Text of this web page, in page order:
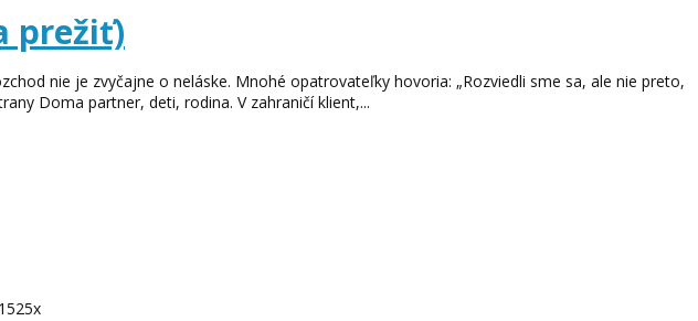
prežiť)
nie je zvyčajne o neláske. Mnohé opatrovateľky hovoria: „Rozviedli sme sa, ale nie preto,
Doma partner, deti, rodina. V zahraničí klient,...
1525x